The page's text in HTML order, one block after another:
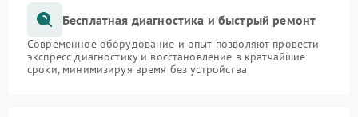
Бесплатная диагностика и быстрый ремонт
Современное оборудование и опыт позволяют провести
экспресс-диагностику и восстановление в кратчайшие
сроки, минимизируя время без устройства